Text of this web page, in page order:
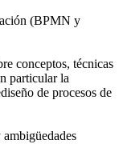
(BPMN y
conceptos, técnicas
particular la
de procesos de